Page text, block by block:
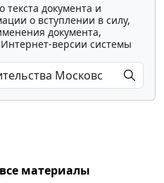
текста документа и
о вступлении в силу,
документа,
версии системы
материалы